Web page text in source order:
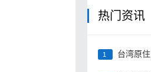
热门资讯
1 台湾原